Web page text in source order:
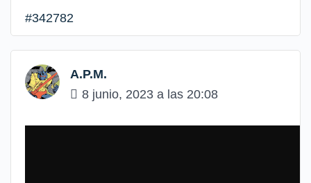
#342782
A.P.M.
8 junio, 2023 a las 20:08